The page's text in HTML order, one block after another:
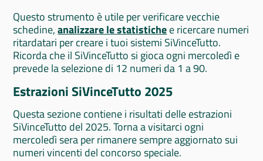
Questo strumento è utile per verificare vecchie
schedine,analizzare le statistichee ricercare numeri
ritardatari per creare i tuoi sistemi SiVinceTutto.
Ricorda che il SiVinceTutto si gioca ogni mercoledì e
prevede la selezione di 12 numeri da 1 a 90.
Estrazioni SiVinceTutto 2025
Questa sezione contiene i risultati delle estrazioni
SiVinceTutto del 2025. Torna a visitarci ogni
mercoledì sera per rimanere sempre aggiornato sui
numeri vincenti del concorso speciale.